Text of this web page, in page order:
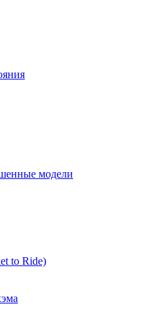
модели
to Ride)